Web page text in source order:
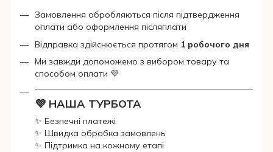
Замовлення обробляються після підтвердження
оплати або оформлення післяплати
Відправка здійснюється протягом 1 робочого дня
Ми завжди допоможемо з вибором товару та
способом оплати 💜
💜 НАША ТУРБОТА
✨ Безпечні платежі
✨ Швидка обробка замовлень
✨ Підтримка на кожному етапі